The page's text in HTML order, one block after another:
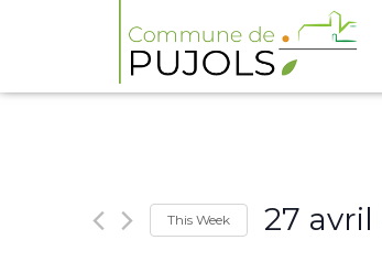
This Week 27 avril